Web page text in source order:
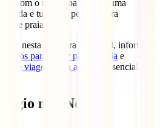
com o mar. Goa oferece uma
e turística, perfeita para
de praia.
nesta aventura espiritual, informa-
para viajar para a Índia e
de viagem para a Índia
, essencial
no “Nosso